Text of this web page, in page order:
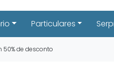
Particulares
50% de desconto